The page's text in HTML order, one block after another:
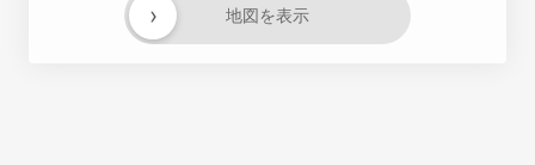
地図を表示
›